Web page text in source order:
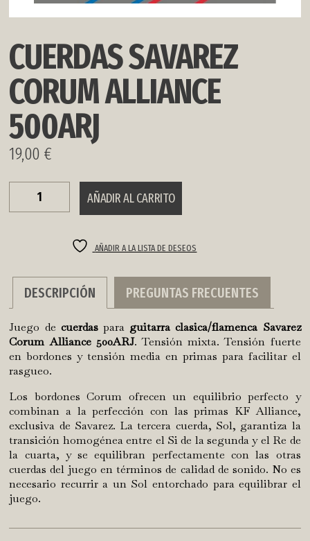
CUERDAS SAVAREZ
CORUM ALLIANCE
500ARJ
19,00 €
SAVAREZ
AÑADIR AL CARRITO
AÑADIR A LA LISTA DE DESEOS
DESCRIPCIÓN PREGUNTAS FRECUENTES
Juego de cuerdaspara guitarra clasica/flamenca Savarez
Corum Alliance 500ARJ. Tensión mixta. Tensión fuerte
en bordones y tensión media en primas para facilitar el
rasgueo.
Los bordones Corum ofrecen un equilibrio perfecto y
combinan a la perfección con las primas KF Alliance,
exclusiva de Savarez. La tercera cuerda, Sol, garantiza la
transición homogénea entre el Si de la segunda y el Re de
la cuarta, y se equilibran perfectamente con las otras
cuerdas del juego en términos de calidad de sonido. No es
necesario recurrir a un Sol entorchado para equilibrar el
juego.